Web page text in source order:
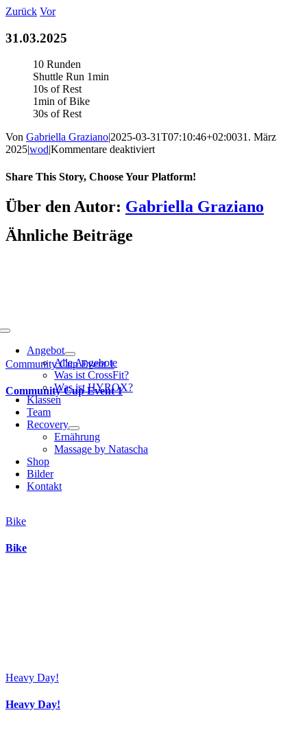
Zum
springen
Toggle
NavigationAngebot
Alle Angebote
Was ist CrossFit?
Was ist HYROX?
Klassen
Team
Recovery
Ernährung
Massage by Natascha
Shop
Bilder
Kontakt
Zurück Vor
31.03.2025
10 Runden
Shuttle Run 1min
10s of Rest
1min of Bike
30s of Rest
Von Gabriella Graziano|2025-03-31T07:10:46+02:0031. März
2025|wod|Kommentare deaktiviertfür
Share This Story, Choose Your Platform!
Facebook
LinkedIn
WhatsApp
Telegram
Tumblr
Pinterest
Vk
Xing
E-
Mail
Über den Autor: Gabriella Graziano
Ähnliche Beiträge
Community Cup Event 1
Community Cup Event 1
Bike
Bike
Heavy Day!
Heavy Day!